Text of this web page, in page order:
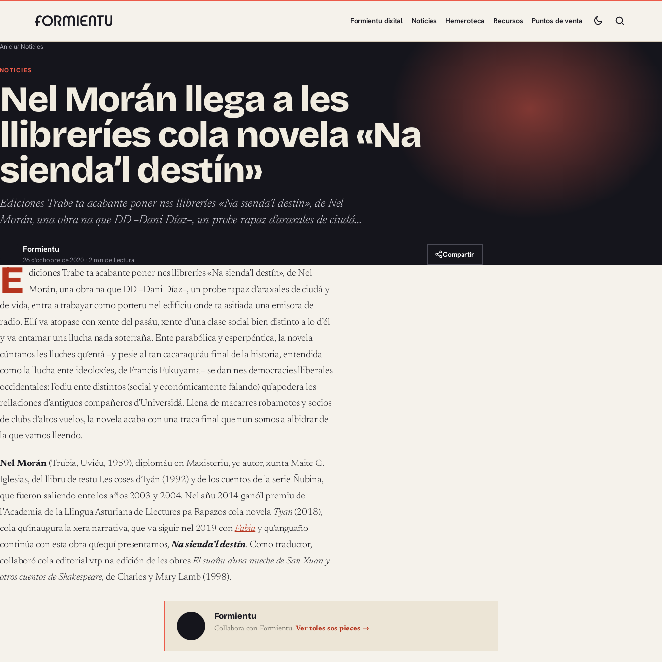
Formientu dixital Noticies Hemeroteca Recursos Puntos de venta
Aniciu/ Noticies
NOTICIES
Nel Morán llega a les
llibreríes cola novela «Na
sienda’l destín»
Ediciones Trabe ta acabante poner nes llibreríes «Na sienda’l destín», de Nel
Morán, una obra na que DD –Dani Díaz–, un probe rapaz d’araxales de ciudá…
Formientu
26 d'ochobre de 2020 · 2 min de llectura
Compartir
E diciones Trabe ta acabante poner nes llibreríes «Na sienda’l destín», de Nel
Morán, una obra na que DD –Dani Díaz–, un probe rapaz d’araxales de ciudá y
de vida, entra a trabayar como porteru nel edificiu onde ta asitiada una emisora de
radio. Ellí va atopase con xente del pasáu, xente d’una clase social bien distinto a lo d’él
y va entamar una llucha nada soterraña. Ente parabólica y esperpéntica, la novela
cúntanos les lluches qu’entá –y pesie al tan cacaraquiáu final de la historia, entendida
como la llucha ente ideoloxíes, de Francis Fukuyama– se dan nes democracies lliberales
occidentales: l’odiu ente distintos (social y económicamente falando) qu’apodera les
rellaciones d’antiguos compañeros d’Universidá. Llena de macarres robamotos y socios
de clubs d’altos vuelos, la novela acaba con una traca final que nun somos a albidrar de
la que vamos lleendo.
Nel Morán (Trubia, Uviéu, 1959), diplomáu en Maxisteriu, ye autor, xunta Maite G.
Iglesias, del llibru de testu Les coses d’Iyán (1992) y de los cuentos de la serie Ñubina,
que fueron saliendo ente los años 2003 y 2004. Nel añu 2014 ganó’l premiu de
l’Academia de la Llingua Asturiana de Llectures pa Rapazos cola novela Tyan(2018),
cola qu’inaugura la xera narrativa, que va siguir nel 2019 conFabia y qu’anguaño
continúa con esta obra qu’equí presentamos,Na sienda’l destín. Como traductor,
collaboró cola editorial vtp na edición de les obresEl suañu d’una nueche de San Xuan y
otros cuentos de Shakespeare, de Charles y Mary Lamb (1998).
Sobre l'autor
Formientu
Collabora con Formientu. Ver toles sos pieces →